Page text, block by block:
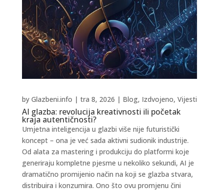
AI glazba: revolucija kreativnosti ili početak
kraja autentičnosti?
by Glazbeni.info | tra 8, 2026 | Blog, Izdvojeno, Vijesti
Umjetna inteligencija u glazbi više nije futuristički
koncept – ona je već sada aktivni sudionik industrije.
Od alata za mastering i produkciju do platformi koje
generiraju kompletne pjesme u nekoliko sekundi, AI je
dramatično promijenio način na koji se glazba stvara,
distribuira i konzumira. Ono što ovu promjenu čini